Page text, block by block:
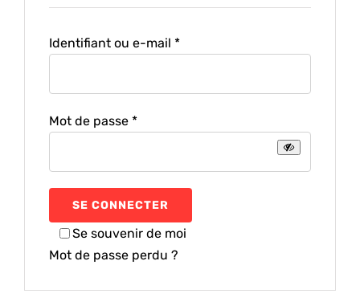
À propos
MON COMPTE
Identifiant ou e-mail *Obligatoire
Mot de passe *Obligatoire
Se souvenir de moi
SE CONNECTER
Mot de passe perdu ?